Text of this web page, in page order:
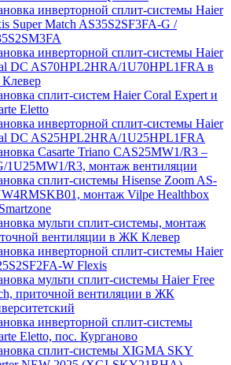
инверторной сплит-системы Haier
Super Match AS35S2SF3FA-G /
инверторной сплит-системы Haier
DC AS70HPL2HRA/1U70HPL1FRA в
сплит-систем Haier Coral Expert и
Eletto
инверторной сплит-системы Haier
DC AS25HPL2HRA/1U25HPL1FRA
Casarte Triano CAS25MW1/R3 –
1U25MW1/R3, монтаж вентиляции
сплит-системы Hisense Zoom AS-
монтаж Vilpe Healthbox
мульти сплит-системы, монтаж
вентиляции в ЖК Клевер
инверторной сплит-системы Haier
W Flexis
мульти сплит-системы Haier Free
приточной вентиляции в ЖК
инверторной сплит-системы
Eletto, пос. Курганово
сплит-системы XIGMA SKY